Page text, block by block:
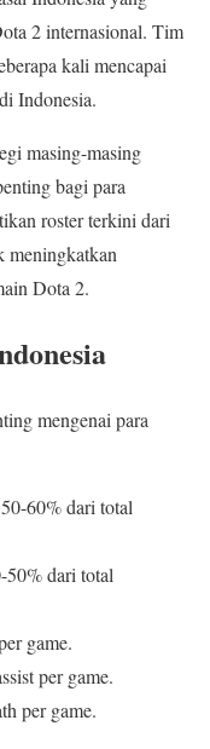
2 internasional. Tim
kali mencapai
Indonesia.
masing-masing
bagi para
roster terkini dari
meningkatkan
Dota 2.
mengenai para
60% dari total
50% dari total
game.
per game.
per game.